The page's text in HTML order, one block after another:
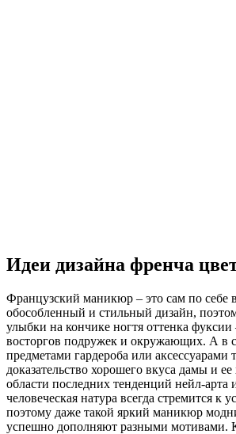
Идеи дизайна френча
Французский маникюр – это сам по себе
обособленный и стильный дизайн,
улыбки на кончике ногтя оттенка фуксии
восторгов подружек и окружающих. А в
предметами гардероба или аксессуарами
доказательство хорошего вкуса дамы и
области последних тенденций нейл-
человеческая натура всегда стремится к
поэтому даже такой яркий маникюр
успешно дополняют разными мотивами.